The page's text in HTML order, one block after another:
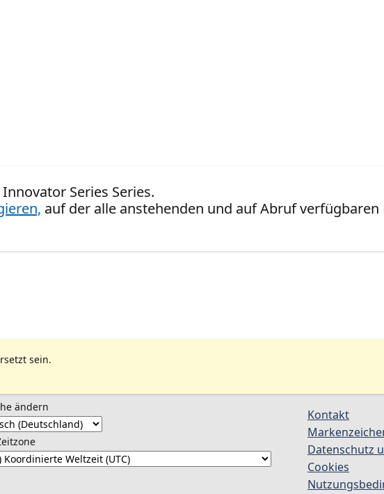
Series Series.
auf der alle anstehenden und auf Abruf verfügbaren
sein.
ändern
Kontakt
Datenschutz
Cookies